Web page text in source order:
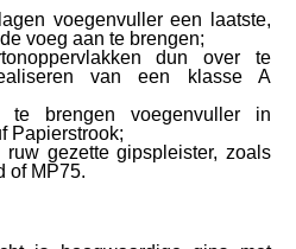
voegenvuller een laatste,
voeg aan te brengen;
dun over te
van een klasse A
te brengen voegenvuller in
Papierstrook;
gezette gipspleister, zoals
of MP75.